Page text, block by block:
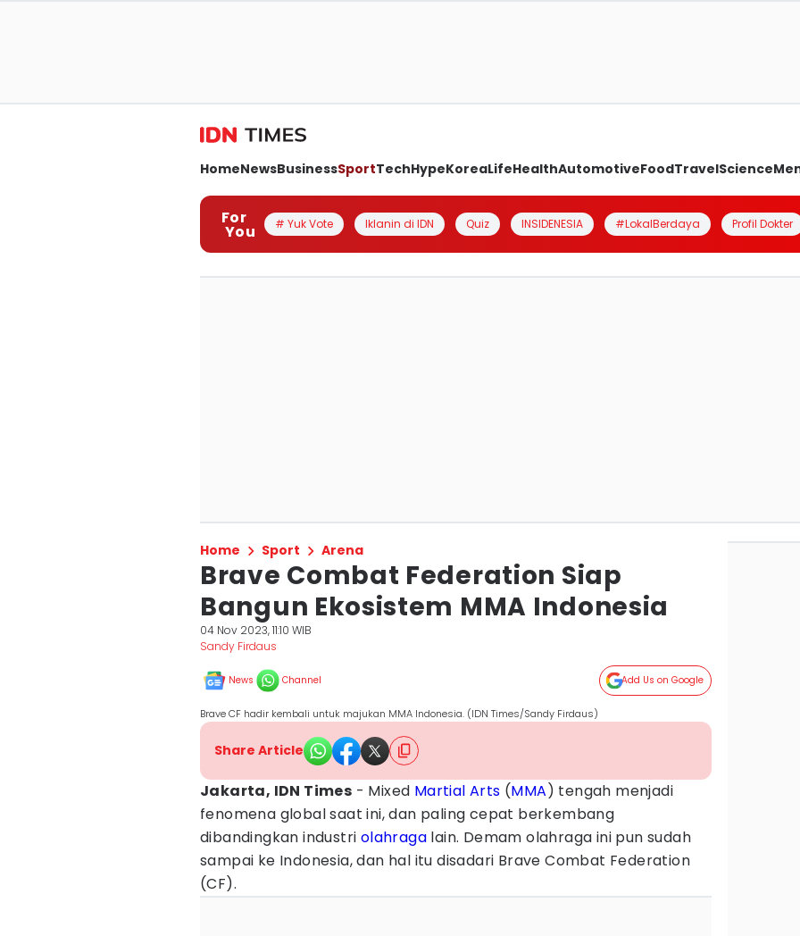
HomeNewsBusinessSportTechHypeKoreaLifeHealthAutomotiveFoodTravelScience
For
You # Yuk Vote Iklanin di IDN Quiz INSIDENESIA #LokalBerdaya Profil Dokter
Home Sport Arena
Brave Combat Federation Siap
Bangun Ekosistem MMA Indonesia
04 Nov 2023, 11:10 WIB
Sandy Firdaus
News Channel Add Us on Google
Brave CF hadir kembali untuk majukan MMA Indonesia. (IDN Times/Sandy Firdaus)
Share Article
Jakarta, IDN Times - Mixed Martial Arts (MMA) tengah menjadi
fenomena global saat ini, dan paling cepat berkembang
dibandingkan industri olahraga lain. Demam olahraga ini pun sudah
sampai ke Indonesia, dan hal itu disadari Brave Combat Federation
(CF).